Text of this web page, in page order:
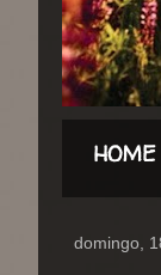
HOME
domingo,